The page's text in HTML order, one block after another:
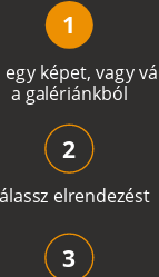
egy képet, vagyvá
a galériánkból
1
lassz elrendezést
2
3